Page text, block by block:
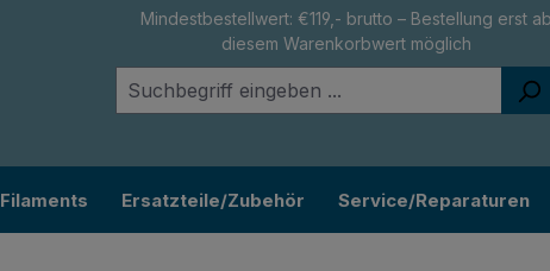
Mindestbestellwert: €119,- brutto – Bestellung erst ab
diesem Warenkorbwert möglich
Filaments Ersatzteile/Zubehör Service/Reparaturen